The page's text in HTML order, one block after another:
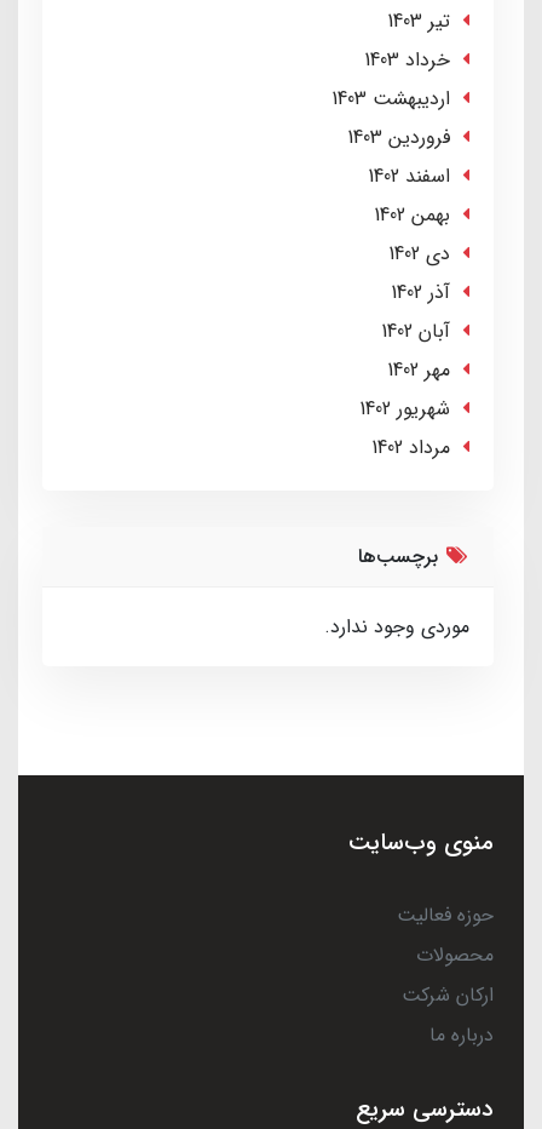
تير 1403
خرداد 1403
ارديبهشت 1403
فروردین 1403
اسفند 1402
بهمن 1402
دی 1402
آذر 1402
آبان 1402
مهر 1402
شهریور 1402
مرداد 1402
برچسب‌ها
موردی وجود ندارد.
منوی وب‌سایت
حوزه فعالیت
محصولات
ارکان شرکت
درباره ما
دسترسی سریع